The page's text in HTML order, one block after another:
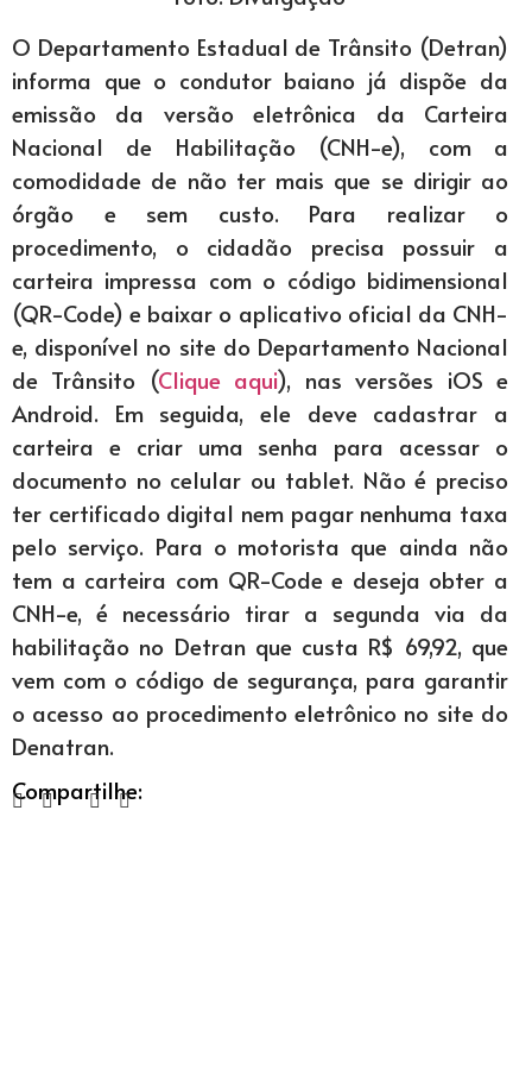
O Departamento Estadual de Trânsito (Detran)
informa que o condutor baiano já dispõe da
emissão da versão eletrônica da Carteira
Nacional de Habilitação (CNH-e), com a
comodidade de não ter mais que se dirigir ao
órgão e sem custo. Para realizar o
procedimento, o cidadão precisa possuir a
carteira impressa com o código bidimensional
(QR-Code) e baixar o aplicativo oficial da CNH-
e, disponível no site do Departamento Nacional
de Trânsito (Clique aqui), nas versões iOS e
Android. Em seguida, ele deve cadastrar a
carteira e criar uma senha para acessar o
documento no celular ou tablet. Não é preciso
ter certificado digital nem pagar nenhuma taxa
pelo serviço. Para o motorista que ainda não
tem a carteira com QR-Code e deseja obter a
CNH-e, é necessário tirar a segunda via da
habilitação no Detran que custa R$ 69,92, que
vem com o código de segurança, para garantir
o acesso ao procedimento eletrônico no site do
Denatran.
Compartilhe: